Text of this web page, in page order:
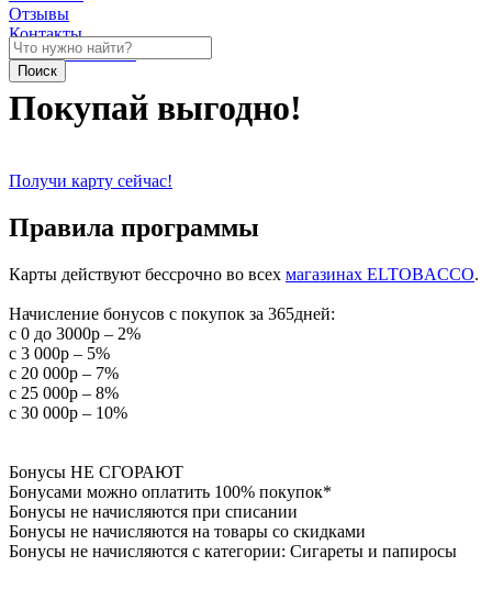
Отзывы
Контакты
Личный кабинет
Покупай выгодно!
Получи карту сейчас!
Правила программы
Карты действуют бессрочно во всех магазинах ELTOBACCO.
Начисление бонусов с покупок за 365дней:
с 0 до 3000р – 2%
с 3 000р – 5%
с 20 000р – 7%
с 25 000р – 8%
с 30 000р – 10%
Бонусы НЕ СГОРАЮТ
Бонусами можно оплатить 100% покупок*
Бонусы не начисляются при списании
Бонусы не начисляются на товары со скидками
Бонусы не начисляются с категории: Сигареты и папиросы